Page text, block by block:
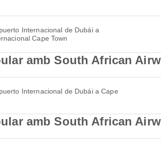
Internacional de Dubái a
Cape Town
amb South African
Internacional de Dubái a Cape
amb South African